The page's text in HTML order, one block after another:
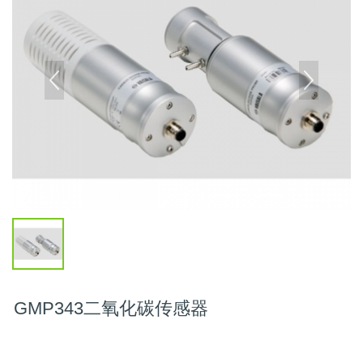
GMP343二氧化碳传感器